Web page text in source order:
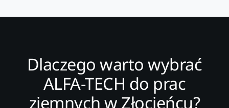
Dlaczego warto wybrać
ALFA-TECH do prac
ziemnych w Złocieńcu?